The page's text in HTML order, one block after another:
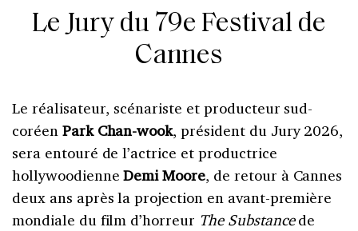
Le Jury du 79e Festival de
Cannes
Le réalisateur, scénariste et producteur sud-
coréen Park Chan-wook, président du Jury 2026,
sera entouré de l’actrice et productrice
hollywoodienneDemi Moore, de retour à Cannes
deux ans après la projection en avant-première
mondiale du film d’horreur The Substancede